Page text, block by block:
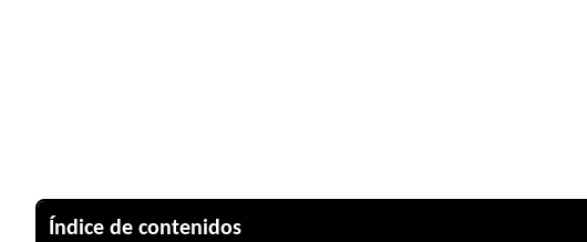
Índice de contenidos